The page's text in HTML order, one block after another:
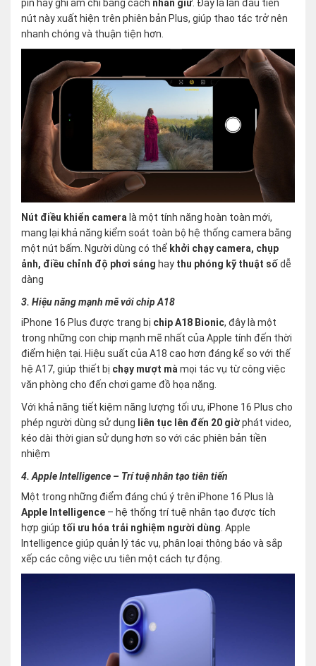
pin hay ghi âm chỉ bằng cách nhấn giữ . Đây là lần đầu tiên
nút này xuất hiện trên phiên bản Plus, giúp thao tác trở nên
nhanh chóng và thuận tiện hơn.
Nút điều khiển camera là một tính năng hoàn toàn mới,
mang lại khả năng kiểm soát toàn bộ hệ thống camera bằng
một nút bấm. Người dùng có thể khởi chạy camera, chụp
ảnh, điều chỉnh độ phơi sáng hay thu phóng kỹ thuật số dễ
dàng​
3. Hiệu năng mạnh mẽ với chip A18
iPhone 16 Plus được trang bị chip A18 Bionic, đây là một
trong những con chip mạnh mẽ nhất của Apple tính đến thời
điểm hiện tại. Hiệu suất của A18 cao hơn đáng kể so với thế
hệ A17, giúp thiết bị chạy mượt mà mọi tác vụ từ công việc
văn phòng cho đến chơi game đồ họa nặng.
Với khả năng tiết kiệm năng lượng tối ưu, iPhone 16 Plus cho
phép người dùng sử dụng liên tục lên đến 20 giờphát video,
kéo dài thời gian sử dụng hơn so với các phiên bản tiền
nhiệm
4. Apple Intelligence – Trí tuệ nhân tạo tiên tiến
Một trong những điểm đáng chú ý trên iPhone 16 Plus là
Apple Intelligence – hệ thống trí tuệ nhân tạo được tích
hợp giúp tối ưu hóa trải nghiệm người dùng . Apple
Intelligence giúp quản lý tác vụ, phân loại thông báo và sắp
xếp các công việc ưu tiên một cách tự động.